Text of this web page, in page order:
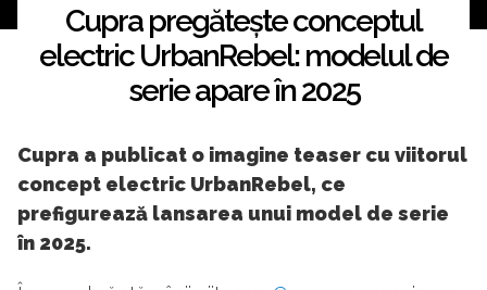
Cupra pregătește conceptul
electric UrbanRebel: modelul de
serie apare în 2025
Cupra a publicat o imagine teaser cu viitorul
concept electric UrbanRebel, ce
prefigurează lansarea unui model de serie
în 2025.